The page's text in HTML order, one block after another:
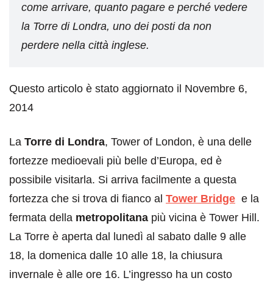
come arrivare, quanto pagare e perché vedere
la Torre di Londra, uno dei posti da non
perdere nella città inglese.
Questo articolo è stato aggiornato il Novembre 6,
2014
La Torre di Londra, Tower of London, è una delle
fortezze medioevali più belle d’Europa, ed è
possibile visitarla. Si arriva facilmente a questa
fortezza che si trova di fianco al Tower Bridge e la
fermata della metropolitana più vicina è Tower Hill.
La Torre è aperta dal lunedì al sabato dalle 9 alle
18, la domenica dalle 10 alle 18, la chiusura
invernale è alle ore 16. L’ingresso ha un costo